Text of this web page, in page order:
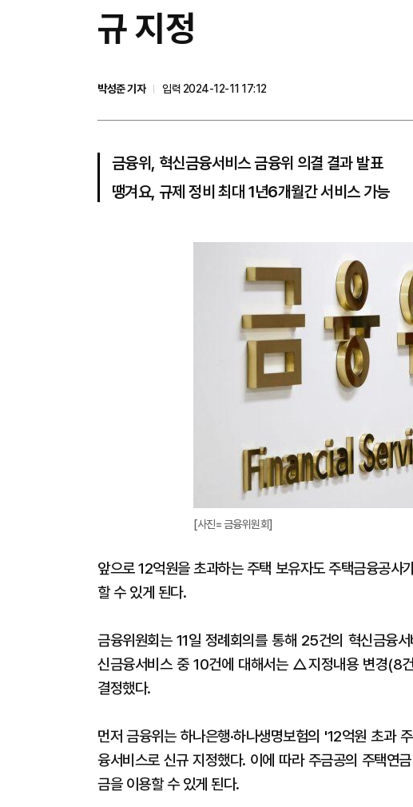
규 지정
박성준 기자
입력 2024-12-11 17:12
금융위, 혁신금융서비스 금융위 의결 결과 발표
땡겨요, 규제 정비 최대 1년6개월간 서비스 가능
[사진= 금융위원회]
앞으로 12억원을 초과하는 주택 보유자도 주택금융공
할 수 있게 된다.
금융위원회는 11일 정례회의를 통해 25건의 혁신금융
신금융서비스 중 10건에 대해서는 △지정내용 변경
결정했다.
먼저 금융위는 하나은행·하나생명보험의 '12억원 초과
융서비스로 신규 지정했다. 이에 따라 주금공의 주택연
금을 이용할 수 있게 된다.